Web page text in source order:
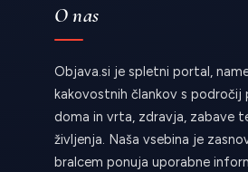
O nas
Objava.si je spletni portal,
kakovostnih člankov s področij
doma in vrta, zdravja, zabave
življenja. Naša vsebina je
bralcem ponuja uporabne